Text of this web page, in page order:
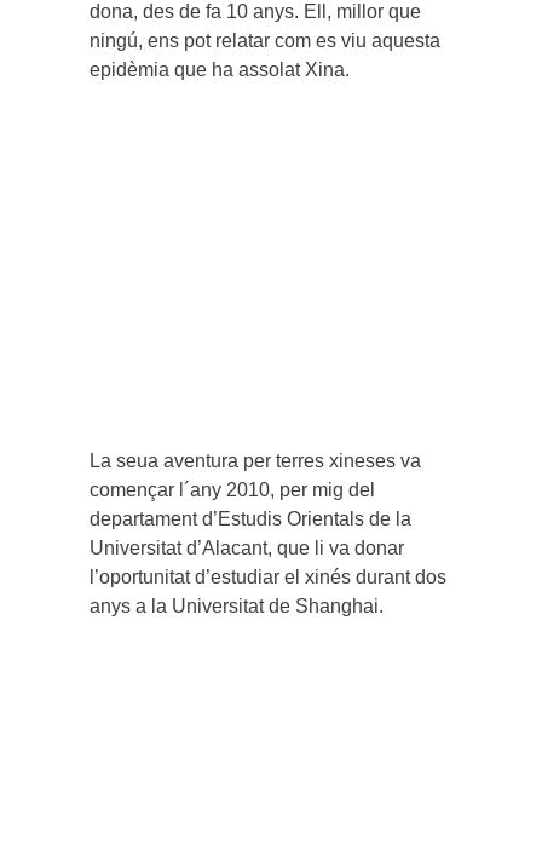
dona, des de fa 10 anys. Ell, millor que
ningú, ens pot relatar com es viu aquesta
epidèmia que ha assolat Xina.
La seua aventura per terres xineses va
començar l´any 2010, per mig del
departament d’Estudis Orientals de la
Universitat d’Alacant, que li va donar
l’oportunitat d’estudiar el xinés durant dos
anys a la Universitat de Shanghai.